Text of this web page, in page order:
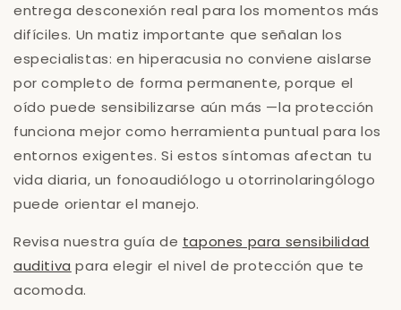
entrega desconexión real para los momentos más
difíciles. Un matiz importante que señalan los
especialistas: en hiperacusia no conviene aislarse
por completo de forma permanente, porque el
oído puede sensibilizarse aún más —la protección
funciona mejor como herramienta puntual para los
entornos exigentes. Si estos síntomas afectan tu
vida diaria, un fonoaudiólogo u otorrinolaringólogo
puede orientar el manejo.
Revisa nuestra guía de tapones para sensibilidad
auditiva para elegir el nivel de protección que te
acomoda.